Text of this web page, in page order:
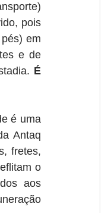
pois
em
e de
É
é uma
Antaq
fretes,
o
aos